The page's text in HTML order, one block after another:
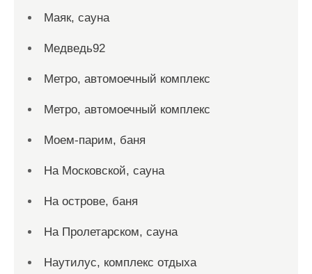
Маяк, сауна
Медведь92
Метро, автомоечный комплекс
Метро, автомоечный комплекс
Моем-парим, баня
На Московской, сауна
На острове, баня
На Пролетарском, сауна
Наутилус, комплекс отдыха